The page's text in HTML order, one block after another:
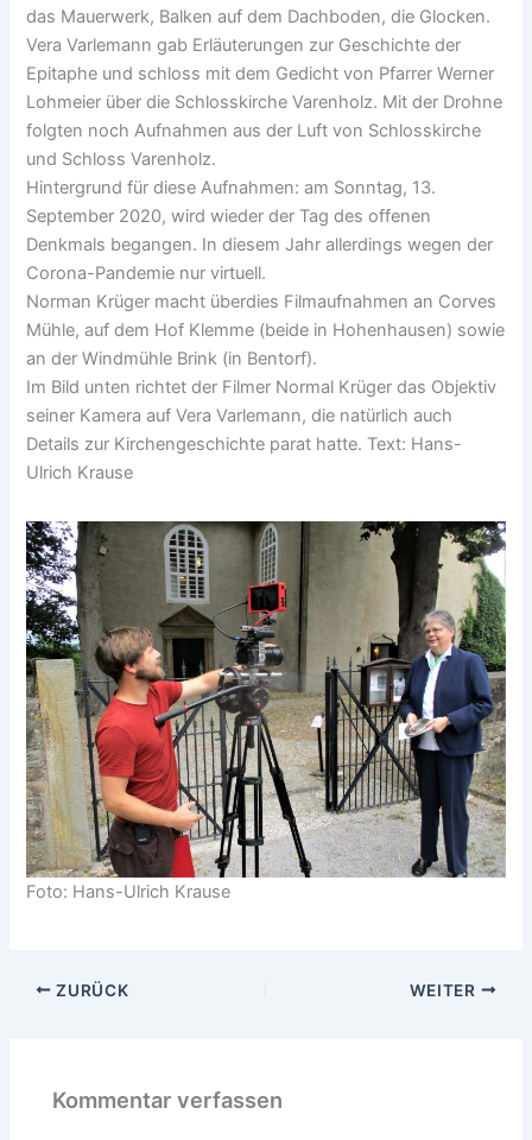
das Mauerwerk, Balken auf dem Dachboden, die Glocken.
Vera Varlemann gab Erläuterungen zur Geschichte der
Epitaphe und schloss mit dem Gedicht von Pfarrer Werner
Lohmeier über die Schlosskirche Varenholz. Mit der Drohne
folgten noch Aufnahmen aus der Luft von Schlosskirche
und Schloss Varenholz.
Hintergrund für diese Aufnahmen: am Sonntag, 13.
September 2020, wird wieder der Tag des offenen
Denkmals begangen. In diesem Jahr allerdings wegen der
Corona-Pandemie nur virtuell.
Norman Krüger macht überdies Filmaufnahmen an Corves
Mühle, auf dem Hof Klemme (beide in Hohenhausen) sowie
an der Windmühle Brink (in Bentorf).
Im Bild unten richtet der Filmer Normal Krüger das Objektiv
seiner Kamera auf Vera Varlemann, die natürlich auch
Details zur Kirchengeschichte parat hatte. Text: Hans-
Ulrich Krause
Foto: Hans-Ulrich Krause
ZURÜCK WEITER
Kommentar verfassen